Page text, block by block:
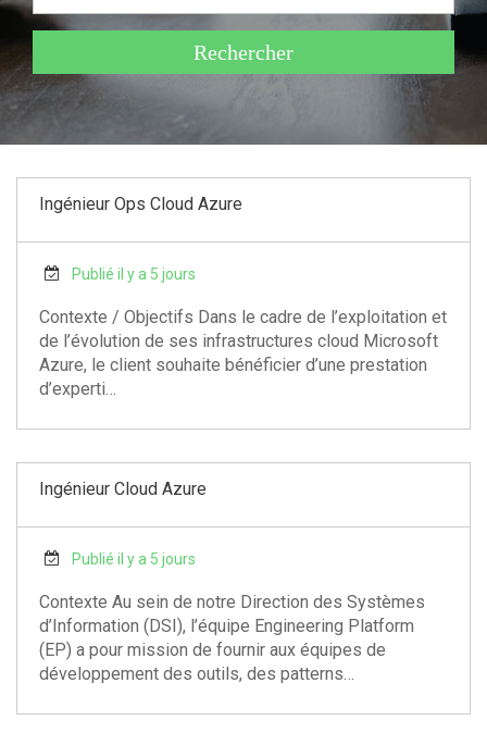
é
s
Ingénieur Ops Cloud Azure
Publié il y a 5 jours
Contexte / Objectifs Dans le cadre de l’exploitation et
de l’évolution de ses infrastructures cloud Microsoft
Azure, le client souhaite bénéficier d’une prestation
d’experti…
Ingénieur Cloud Azure
Publié il y a 5 jours
Contexte Au sein de notre Direction des Systèmes
d’Information (DSI), l’équipe Engineering Platform
(EP) a pour mission de fournir aux équipes de
développement des outils, des patterns…